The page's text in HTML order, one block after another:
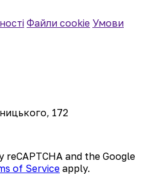
Файли cookie Умови
172
reCAPTCHA and the Google
of Service apply.